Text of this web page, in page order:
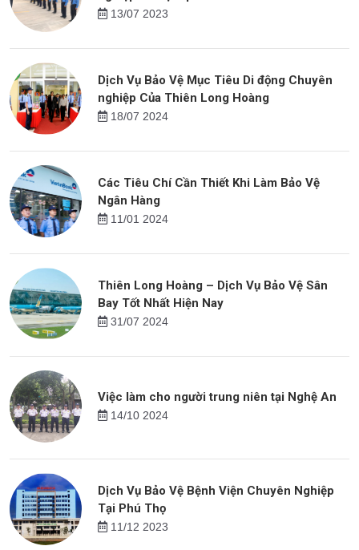
13/07 2023
Dịch Vụ Bảo Vệ Mục Tiêu Di động Chuyên
nghiệp Của Thiên Long Hoàng
18/07 2024
Các Tiêu Chí Cần Thiết Khi Làm Bảo Vệ
Ngân Hàng
11/01 2024
Thiên Long Hoàng – Dịch Vụ Bảo Vệ Sân
Bay Tốt Nhất Hiện Nay
31/07 2024
Việc làm cho người trung niên tại Nghệ An
14/10 2024
Dịch Vụ Bảo Vệ Bệnh Viện Chuyên Nghiệp
Tại Phú Thọ
11/12 2023